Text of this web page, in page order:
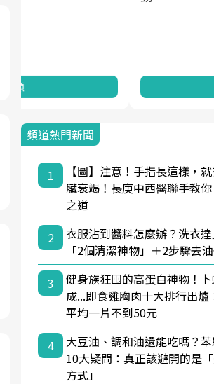
頻道熱門新聞
1
【圖】注意！手指長這樣，
臟衰竭！長庚中西醫聯手教你
之道
2
衣服沾到醬料怎麼辦？洗衣
「2個清潔神物」＋2步驟去
3
健身族狂囤的高蛋白神物！
成...即食雞胸肉十大排行出爐
平均一片不到50元
4
大豆油、調和油還能吃嗎？
10大疑問：真正該避開的是
方式」